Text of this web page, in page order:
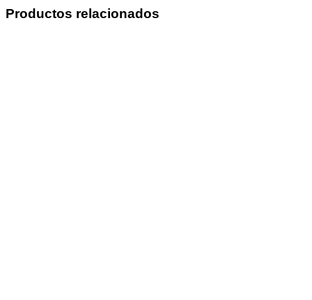
Productos relacionados